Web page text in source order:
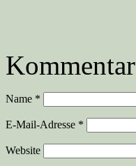
Kommentar
Name *
E-Mail-Adresse *
Website